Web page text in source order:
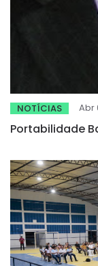
NOTÍCIAS Abr
Portabilidade